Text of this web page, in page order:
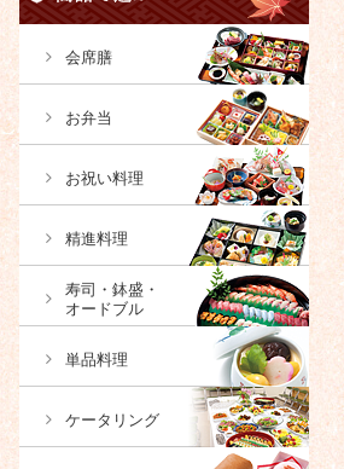
会席膳
お弁当
お祝い料理
精進料理
寿司・鉢盛・
オードブル
単品料理
ケータリング